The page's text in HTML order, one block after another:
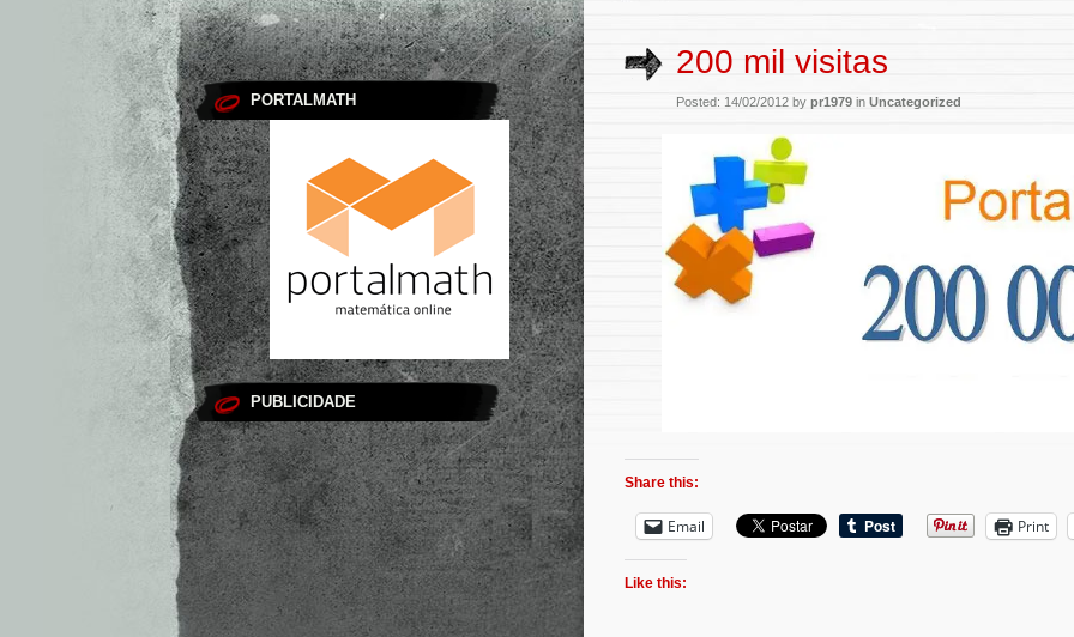
PORTALMATH
PUBLICIDADE
200 mil visitas
Posted: 14/02/2012 by pr1979 in Uncategorized
Share this:
Email Print
Like this: